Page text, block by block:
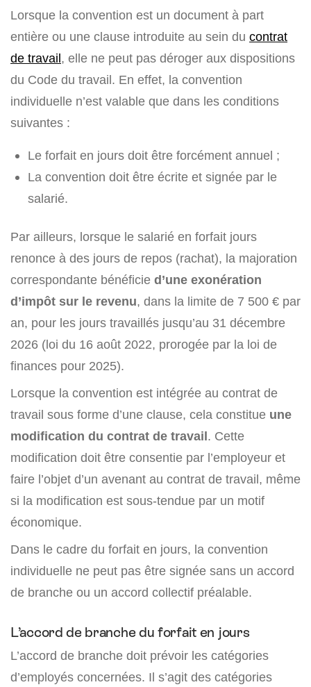
Lorsque la convention est un document à part
entière ou une clause introduite au sein du contrat
de travail, elle ne peut pas déroger aux dispositions
du Code du travail. En effet, la convention
individuelle n’est valable que dans les conditions
suivantes :
Le forfait en jours doit être forcément annuel ;
La convention doit être écrite et signée par le
salarié.
Par ailleurs, lorsque le salarié en forfait jours
renonce à des jours de repos (rachat), la majoration
correspondante bénéficie d’une exonération
d’impôt sur le revenu, dans la limite de 7 500 € par
an, pour les jours travaillés jusqu’au 31 décembre
2026 (loi du 16 août 2022, prorogée par la loi de
finances pour 2025).
Lorsque la convention est intégrée au contrat de
travail sous forme d’une clause, cela constitue une
modification du contrat de travail. Cette
modification doit être consentie par l’employeur et
faire l’objet d’un avenant au contrat de travail, même
si la modification est sous-tendue par un motif
économique.
Dans le cadre du forfait en jours, la convention
individuelle ne peut pas être signée sans un accord
de branche ou un accord collectif préalable.
L’accord de branche du forfait en jours
L’accord de branche doit prévoir les catégories
d’employés concernées. Il s’agit des catégories